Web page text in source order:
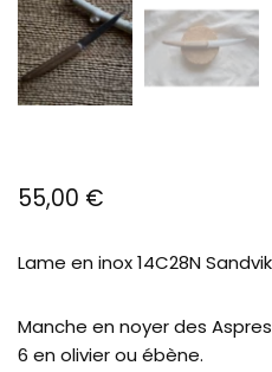
55,00 €
Lame en inox 14C28N
Manche en noyer des
6 en olivier ou ébène.